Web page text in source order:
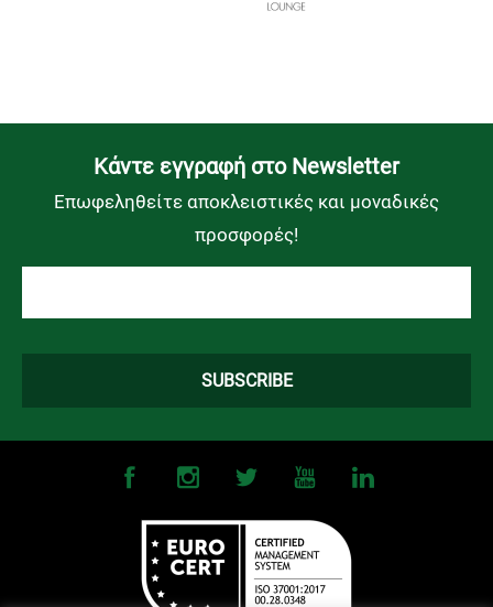
Kάντε εγγραφή στο Newsletter
Επωφεληθείτε αποκλειστικές και μοναδικές
προσφορές!